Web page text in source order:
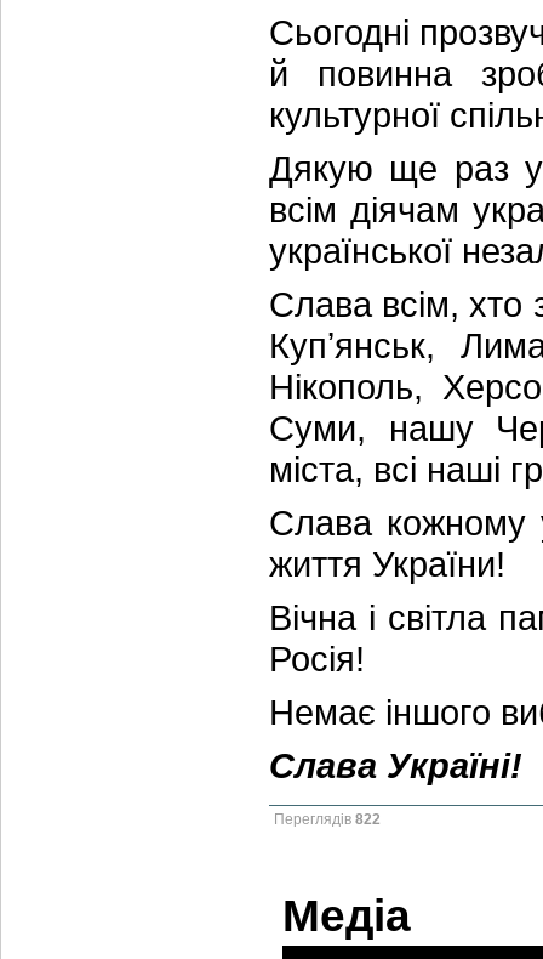
Сьогодні
й повинна
культурної
Дякую ще раз
всім діячам
української
Слава всім, хто
Купʼянськ,
Нікополь,
Суми, нашу
міста, всі наші
Слава кожному
життя України!
Вічна і світла
Росія!
Немає іншого
Слава Україні!
Переглядів 822
Медіа